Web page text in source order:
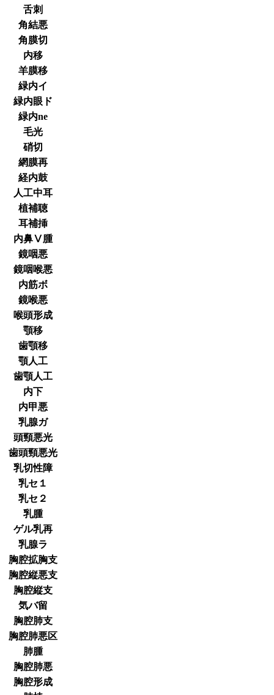
舌刺
角結悪
角膜切
内移
羊膜移
緑内イ
緑内眼ド
緑内ne
毛光
硝切
網膜再
経内鼓
人工中耳
植補聴
耳補挿
内鼻Ⅴ腫
鏡咽悪
鏡咽喉悪
内筋ボ
鏡喉悪
喉頭形成
顎移
歯顎移
顎人工
歯顎人工
内下
内甲悪
乳腺ガ
頭頸悪光
歯頭頸悪光
乳切性障
乳セ１
乳セ２
乳腫
ゲル乳再
乳腺ラ
胸腔拡胸支
胸腔縦悪支
胸腔縦支
気バ留
胸腔肺支
胸腔肺悪区
肺腫
胸腔肺悪
胸腔形成